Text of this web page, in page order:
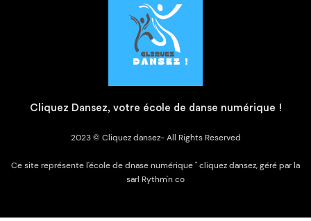
C liquez Dansez, votre école de danse numérique !
2023 © Cliquez dansez- All Rights Reserved
Ce site représente l'école de dnase numérique " cliquez dansez, géré par la
sarl Rythm'n co